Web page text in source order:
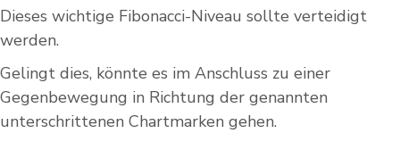
Dieses wichtige Fibonacci-Niveau sollte verteidigt
werden.
Gelingt dies, könnte es im Anschluss zu einer
Gegenbewegung in Richtung der genannten
unterschrittenen Chartmarken gehen.